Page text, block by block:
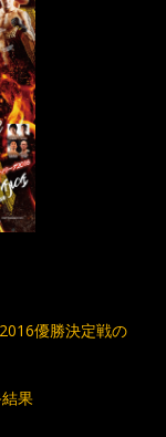
優勝決定戦の
果